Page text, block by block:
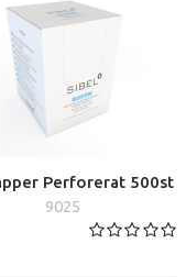
Perforerat 500st
9025